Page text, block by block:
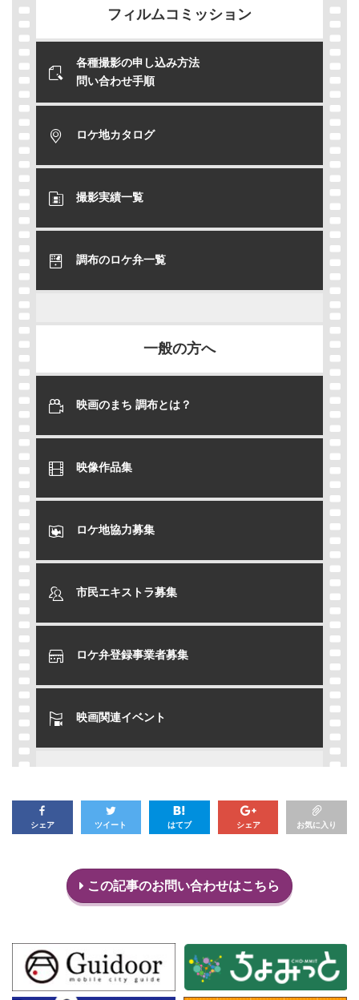
フィルムコミッション
各種撮影の申し込み方法
問い合わせ手順
ロケ地カタログ
撮影実績一覧
調布のロケ弁一覧
一般の方へ
映画のまち 調布とは？
映像作品集
ロケ地協力募集
市民エキストラ募集
ロケ弁登録事業者募集
映画関連イベント
シェア ツイート はてブ シェア お気に入り
この記事のお問い合わせはこちら